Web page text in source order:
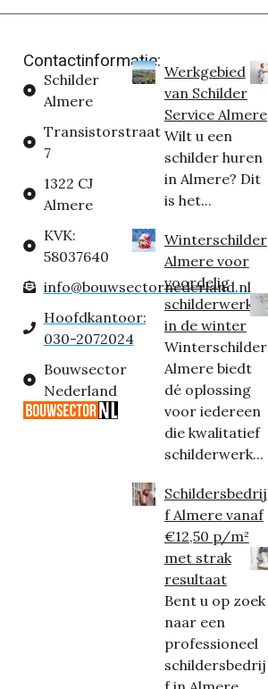
Contactinformatie:
Schilder
Almere
Transistorstraat
7
1322 CJ
Almere
KVK:
58037640
info@bouwsectornederland.nl
Hoofdkantoor:
030-2072024
Bouwsector
Nederland
Werkgebied
van Schilder
Service Almere
Wilt u een
schilder huren
in Almere? Dit
is het...
Winterschilder
Almere voor
voordelig
schilderwerk
in de winter
Winterschilder
Almere biedt
dé oplossing
voor iedereen
die kwalitatief
schilderwerk...
Schildersbedrij
f Almere vanaf
€12,50 p/m²
met strak
resultaat
Bent u op zoek
naar een
professioneel
schildersbedrij